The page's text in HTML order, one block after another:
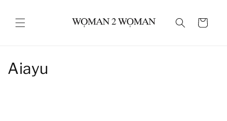
Indkøbskurv
K
Aiayu